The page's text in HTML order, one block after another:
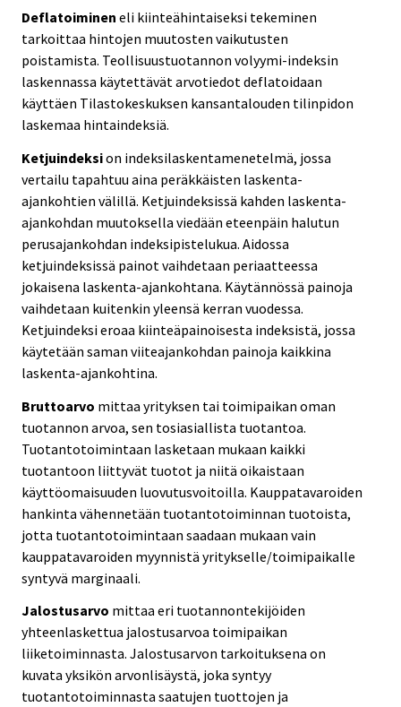
Deflatoiminen eli kiinteähintaiseksi tekeminen
tarkoittaa hintojen muutosten vaikutusten
poistamista. Teollisuustuotannon volyymi-indeksin
laskennassa käytettävät arvotiedot deflatoidaan
käyttäen Tilastokeskuksen kansantalouden tilinpidon
laskemaa hintaindeksiä.
Ketjuindeksion indeksilaskentamenetelmä, jossa
vertailu tapahtuu aina peräkkäisten laskenta-
ajankohtien välillä. Ketjuindeksissä kahden laskenta-
ajankohdan muutoksella viedään eteenpäin halutun
perusajankohdan indeksipistelukua. Aidossa
ketjuindeksissä painot vaihdetaan periaatteessa
jokaisena laskenta-ajankohtana. Käytännössä painoja
vaihdetaan kuitenkin yleensä kerran vuodessa.
Ketjuindeksi eroaa kiinteäpainoisesta indeksistä, jossa
käytetään saman viiteajankohdan painoja kaikkina
laskenta-ajankohtina.
Bruttoarvo mittaa yrityksen tai toimipaikan oman
tuotannon arvoa, sen tosiasiallista tuotantoa.
Tuotantotoimintaan lasketaan mukaan kaikki
tuotantoon liittyvät tuotot ja niitä oikaistaan
käyttöomaisuuden luovutusvoitoilla. Kauppatavaroiden
hankinta vähennetään tuotantotoiminnan tuotoista,
jotta tuotantotoimintaan saadaan mukaan vain
kauppatavaroiden myynnistä yritykselle/toimipaikalle
syntyvä marginaali.
Jalostusarvo mittaa eri tuotannontekijöiden
yhteenlaskettua jalostusarvoa toimipaikan
liiketoiminnasta. Jalostusarvon tarkoituksena on
kuvata yksikön arvonlisäystä, joka syntyy
tuotantotoiminnasta saatujen tuottojen ja